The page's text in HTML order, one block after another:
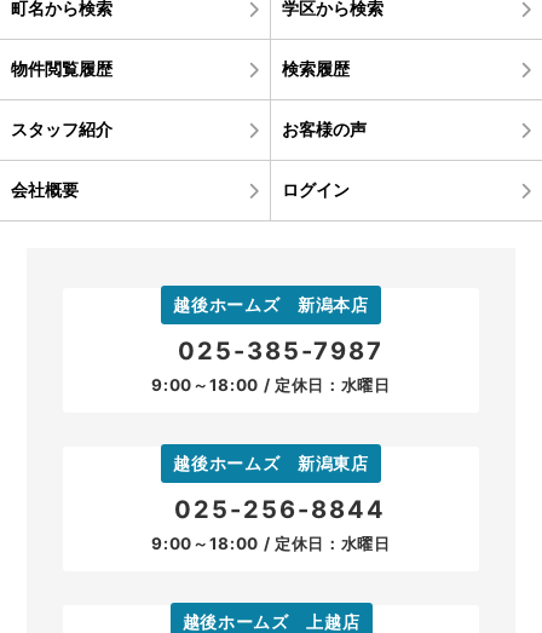
町名から検索 学区から検索
物件閲覧履歴 検索履歴
スタッフ紹介 お客様の声
会社概要 ログイン
越後ホームズ 新潟本店
025-385-7987
9:00～18:00 / 定休日：水曜日
越後ホームズ 新潟東店
025-256-8844
9:00～18:00 / 定休日：水曜日
越後ホームズ 上越店